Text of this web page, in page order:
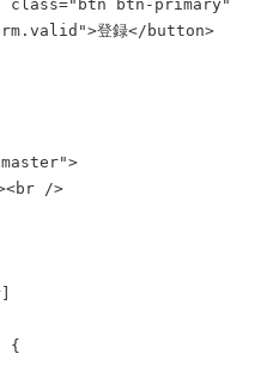
class="btn btn-primary"
登録</button>
/>
{